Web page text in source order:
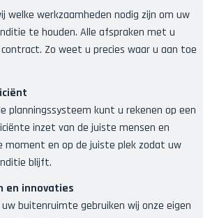
welke werkzaamheden nodig zijn om uw
te houden. Alle afspraken met u
Zo weet u precies waar u aan toe
planningssysteem kunt u rekenen op een
inzet van de juiste mensen en
moment en op de juiste plek zodat uw
blijft.
en innovaties
buitenruimte gebruiken wij onze eigen